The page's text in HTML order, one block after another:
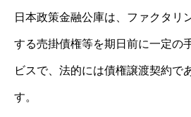
日本政策金融公庫は、ファクタリ
する売掛債権等を期日前に一定の
ビスで、法的には債権譲渡契約で
す。